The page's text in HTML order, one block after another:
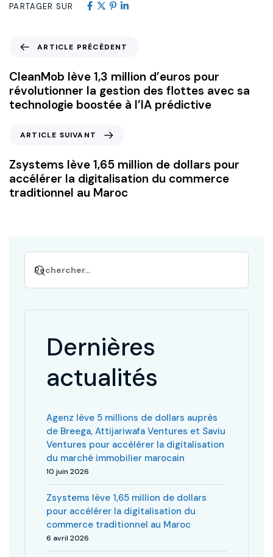
PARTAGER SUR
ARTICLE PRÉCÈDENT
CleanMob lève 1,3 million d’euros pour
révolutionner la gestion des flottes avec sa
technologie boostée à l’IA prédictive
ARTICLE SUIVANT
Zsystems lève 1,65 million de dollars pour
accélérer la digitalisation du commerce
traditionnel au Maroc
Dernières
actualités
Agenz lève 5 millions de dollars auprès
de Breega, Attijariwafa Ventures et Saviu
Ventures pour accélérer la digitalisation
du marché immobilier marocain
10 juin 2026
Zsystems lève 1,65 million de dollars
pour accélérer la digitalisation du
commerce traditionnel au Maroc
6 avril 2026